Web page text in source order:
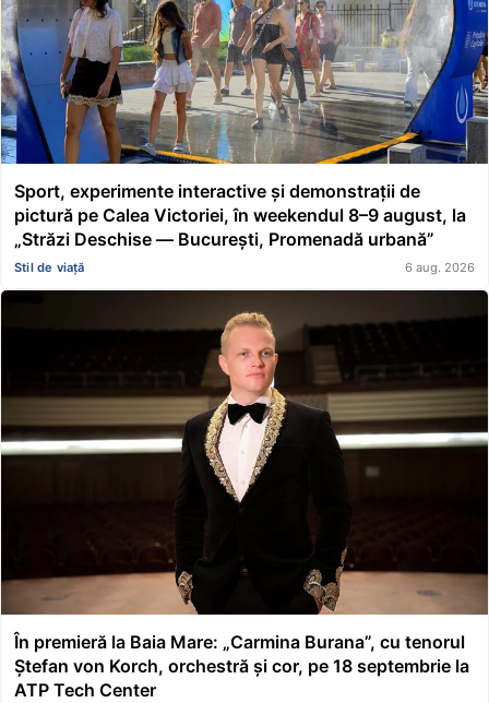
Sport, experimente interactive și demonstrații de
pictură pe Calea Victoriei, în weekendul 8–9 august, la
„Străzi Deschise — București, Promenadă urbană”
Stil de viață 6 aug. 2026
În premieră la Baia Mare: „Carmina Burana”, cu tenorul
Ștefan von Korch, orchestră și cor, pe 18 septembrie la
ATP Tech Center